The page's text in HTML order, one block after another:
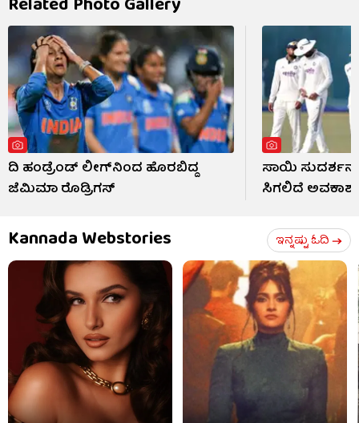
ದಿ ಹಂಡ್ರೆಂಡ್ ಲೀಗ್​ನಿಂದ ಹೊರಬಿದ್ದ
ಜೆಮಿಮಾ ರೊಡ್ರಿಗಸ್
ಸಾಯಿ
ಸಿಗಲಿದೆ
Kannada Webstories ಇನ್ನಷ್ಟು ಓದಿ